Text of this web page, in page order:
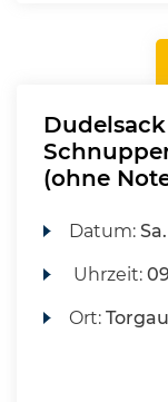
(ohne
Datum:Sa.
Uhrzeit:
Ort: